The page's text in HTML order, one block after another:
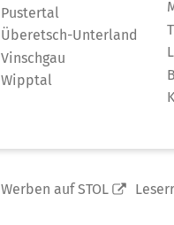
Pustertal
Überetsch-Unterland
Vinschgau
Wipptal
Werben auf STOL